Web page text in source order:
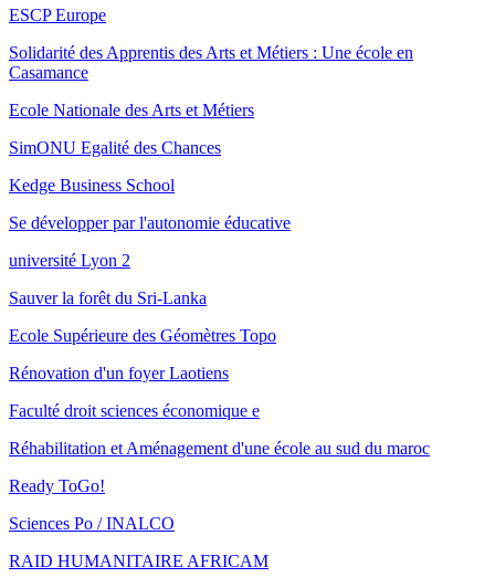
ESCP Europe
Solidarité des Apprentis des Arts et Métiers : Une école en
Casamance
Ecole Nationale des Arts et Métiers
SimONU Egalité des Chances
Kedge Business School
Se développer par l'autonomie éducative
université Lyon 2
Sauver la forêt du Sri-Lanka
Ecole Supérieure des Géomètres Topo
Rénovation d'un foyer Laotiens
Faculté droit sciences économique e
Réhabilitation et Aménagement d'une école au sud du maroc
Ready ToGo!
Sciences Po / INALCO
RAID HUMANITAIRE AFRICAM